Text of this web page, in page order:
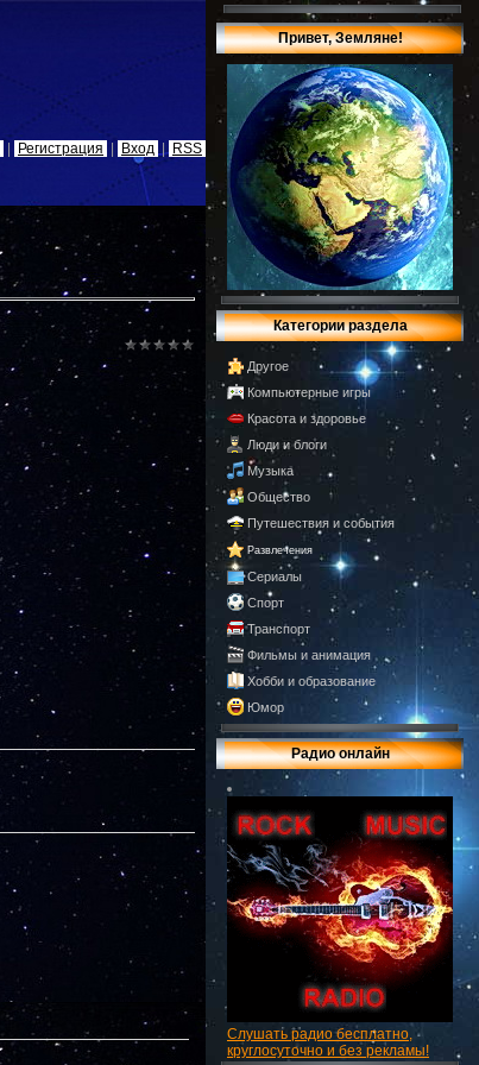
Регистрация Вход | RSS
Привет, Земляне!
Категории раздела
Другое
Компьютерные игры
Красота и здоровье
Люди и блоги
Музыка
Общество
Путешествия и события
Развлечения
Сериалы
Спорт
Транспорт
Фильмы и анимация
Хобби и образование
Юмор
Радио онлайн
Слушать радио бесплатно,
круглосуточно и без рекламы!